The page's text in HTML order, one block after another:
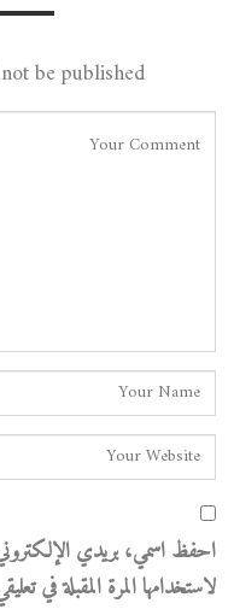
be published.
احفظ اسمي، بريدي
لاستخدامها المرة المقبلة في